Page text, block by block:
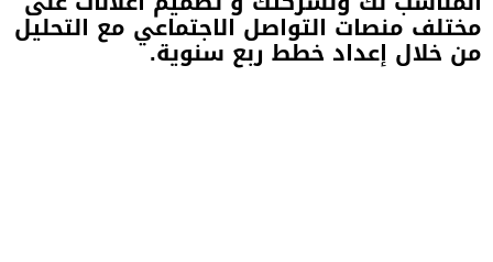
مختلف منصات التواصل الاجتماعي مع التحليل
من خلال إعداد خطط ربع سنوية.